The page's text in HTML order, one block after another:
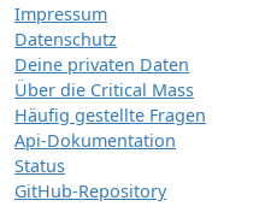
Impressum
Datenschutz
Deine privaten Daten
Über die Critical Mass
Häufig gestellte Fragen
Api-Dokumentation
Status
GitHub-Repository